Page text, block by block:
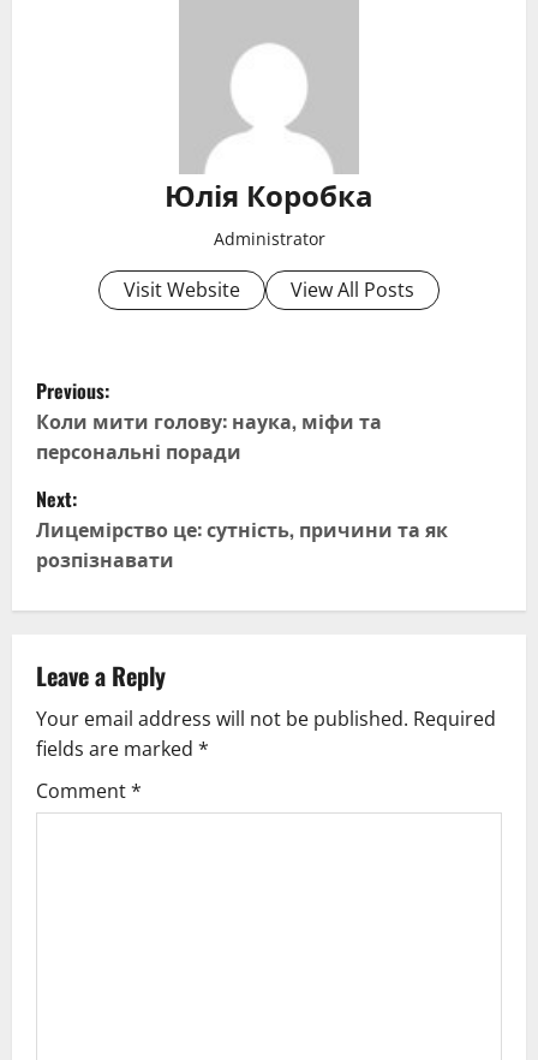
Юлія Коробка
Administrator
Visit Website View All Posts
P
o
s
t
n
v
i
g
Previous:
Коли мити голову: наука, міфи та
персональні поради
Next:
Лицемірство це: сутність, причини та як
розпізнавати
Leave a Reply
Your email address will not be published. Required
fields are marked *
Comment*